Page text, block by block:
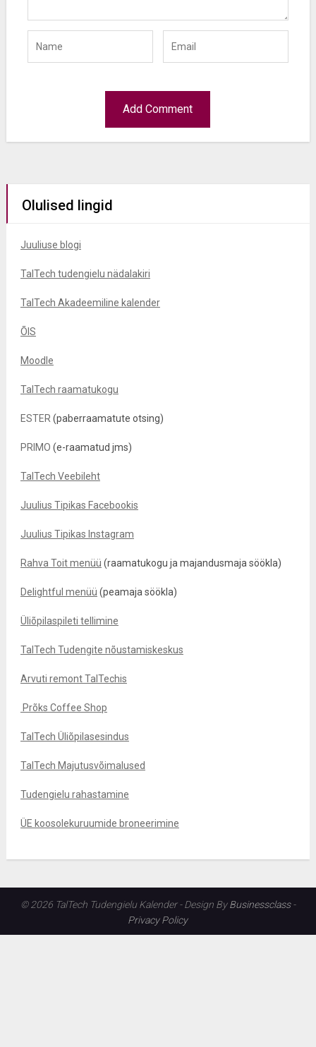
Olulised lingid
Juuliuse blogi
TalTech tudengielu nädalakiri
TalTech Akadeemiline kalender
ÕIS
Moodle
TalTech raamatukogu
ESTER (paberraamatute otsing)
PRIMO (e-raamatud jms)
TalTech Veebileht
Juulius Tipikas Facebookis
Juulius Tipikas Instagram
Rahva Toit menüü (raamatukogu ja majandusmaja söökla)
Delightful menüü (peamaja söökla)
Üliõpilaspileti tellimine
TalTech Tudengite nõustamiskeskus
Arvuti remont TalTechis
Prõks Coffee Shop
TalTech Üliõpilasesindus
TalTech Majutusvõimalused
Tudengielu rahastamine
ÜE koosolekuruumide broneerimine
© 2026 TalTech Tudengielu Kalender - Design ByBusinessclass-
Privacy Policy